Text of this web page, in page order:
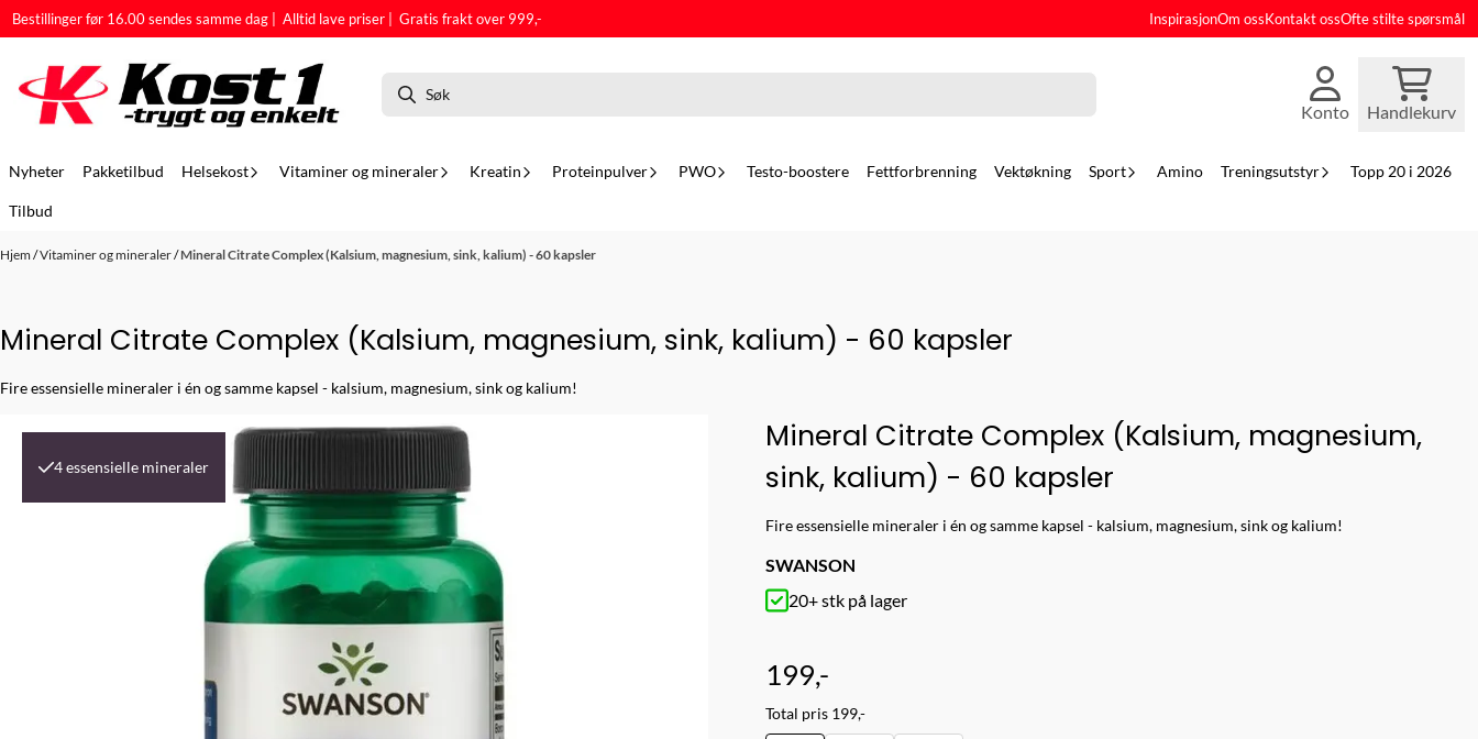
Hopp til innhold
Bestillinger før 16.00 sendes samme dag | Alltid lave priser | Gratis frakt over 999,- InspirasjonOm ossKontakt ossOfte stilte spørsmål
Konto Handlekurv
Nyheter Pakketilbud Helsekost Vitaminer og mineraler Kreatin Proteinpulver PWO Testo-boostere Fettforbrenning Vektøkning Sport Amino Treningsutstyr Topp 20 i 2026
Tilbud
Hjem/Vitaminer og mineraler/Mineral Citrate Complex (Kalsium, magnesium, sink, kalium) - 60 kapsler
Mineral Citrate Complex (Kalsium, magnesium, sink, kalium) - 60 kapsler
Fire essensielle mineraler i én og samme kapsel - kalsium, magnesium, sink og kalium!
4 essensielle mineraler
Mineral Citrate Complex (Kalsium, magnesium,
sink, kalium) - 60 kapsler
Fire essensielle mineraler i én og samme kapsel - kalsium, magnesium, sink og kalium!
SWANSON
20+ stk på lager
199,-
Total pris 199,-